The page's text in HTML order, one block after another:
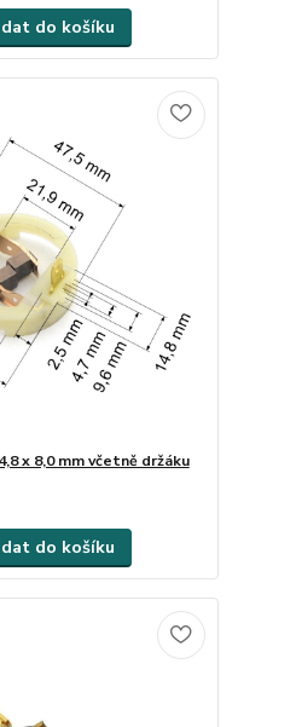
do košíku
x 8,0 mm včetně držáku
do košíku